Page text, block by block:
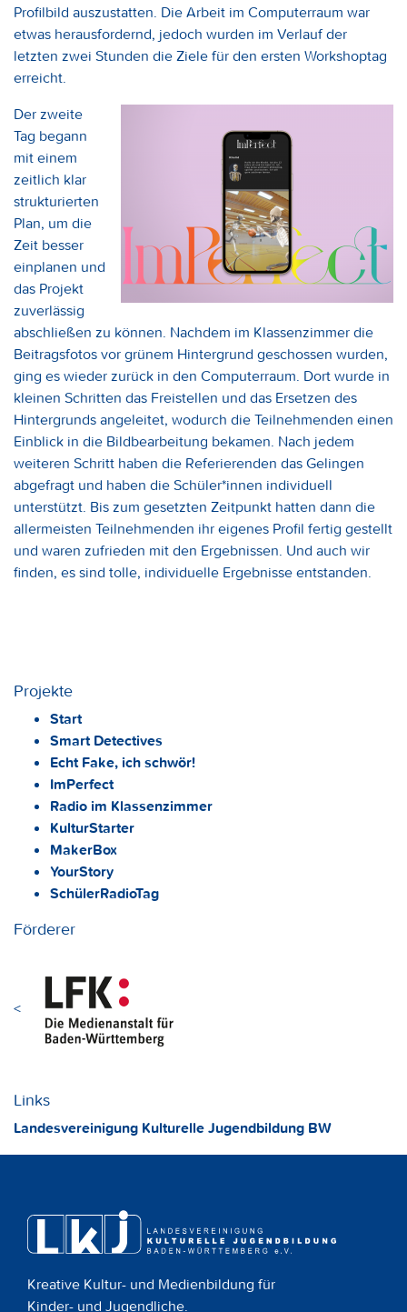
Profilbild auszustatten. Die Arbeit im Computerraum war
etwas herausfordernd, jedoch wurden im Verlauf der
letzten zwei Stunden die Ziele für den ersten Workshoptag
erreicht.
Der zweite
Tag begann
mit einem
zeitlich klar
strukturierten
Plan, um die
Zeit besser
einplanen und
das Projekt
zuverlässig
abschließen zu können. Nachdem im Klassenzimmer die
Beitragsfotos vor grünem Hintergrund geschossen wurden,
ging es wieder zurück in den Computerraum. Dort wurde in
kleinen Schritten das Freistellen und das Ersetzen des
Hintergrunds angeleitet, wodurch die Teilnehmenden einen
Einblick in die Bildbearbeitung bekamen. Nach jedem
weiteren Schritt haben die Referierenden das Gelingen
abgefragt und haben die Schüler*innen individuell
unterstützt. Bis zum gesetzten Zeitpunkt hatten dann die
allermeisten Teilnehmenden ihr eigenes Profil fertig gestellt
und waren zufrieden mit den Ergebnissen. Und auch wir
finden, es sind tolle, individuelle Ergebnisse entstanden.
Projekte
Start
Smart Detectives
Echt Fake, ich schwör!
ImPerfect
Radio im Klassenzimmer
KulturStarter
MakerBox
YourStory
SchülerRadioTag
Förderer
<
Links
Landesvereinigung Kulturelle Jugendbildung BW
Kreative Kultur- und Medienbildung für
Kinder- und Jugendliche.